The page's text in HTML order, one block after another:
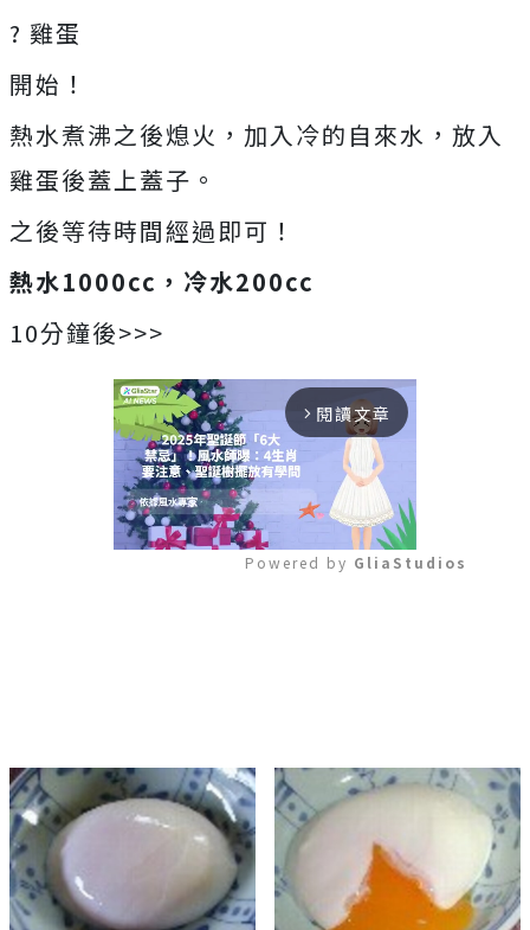
? 雞蛋
開始！
熱水煮沸之後熄火，加入冷的自來水，放入
雞蛋後蓋上蓋子。
之後等待時間經過即可！
熱水1000cc，冷水200cc
10分鐘後>>>
arrow_forward_ios 閱讀文章
Powered by GliaStudios